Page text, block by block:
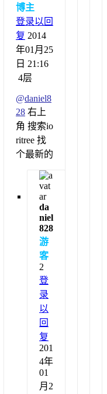
博主
登录以回
复 2014
年01月25
日 21:16
4层
@daniel8
28 右上
角 搜索io
ritree 找
个最新的
da
niel
828
游
客
2
登
录
以
回
复
201
4年
01
月2